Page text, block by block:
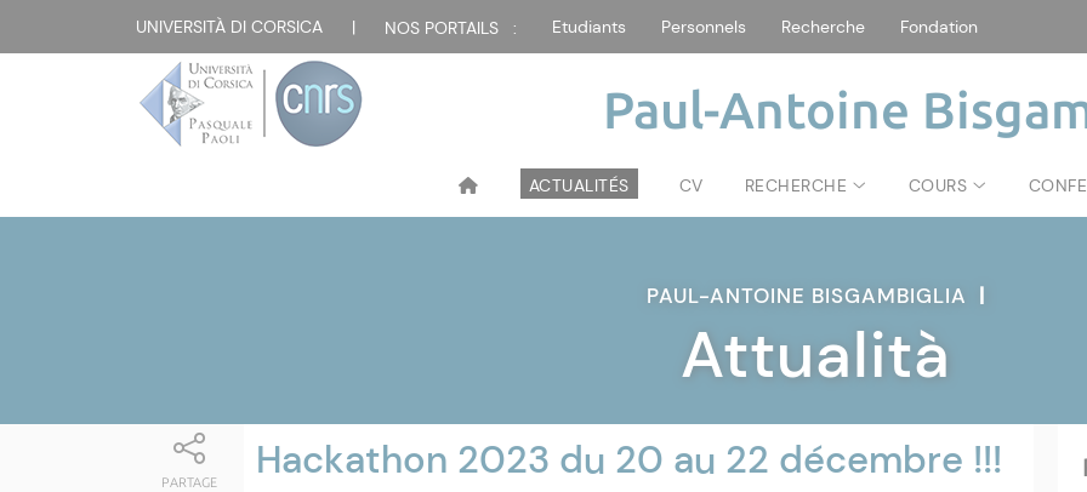
UNIVERSITÀ DI CORSICA | NOS PORTAILS : Etudiants Personnels Recherche Fondation
Paul-Antoine
ACTUALITÉS CV RECHERCHE COURS
PAUL-ANTOINE BISGAMBIGLIA |
Attualità
PARTAGE Hackathon 2023 du 20 au 22 décembre !!!